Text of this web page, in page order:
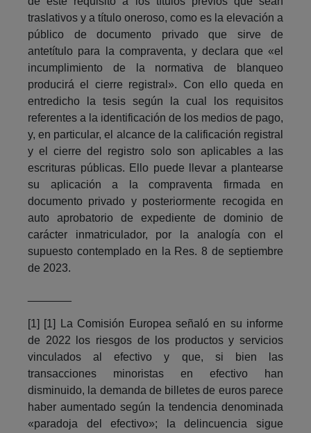
traslativos y a título oneroso, como es la elevación a
público de documento privado que sirve de
antetítulo para la compraventa, y declara que «el
incumplimiento de la normativa de blanqueo
producirá el cierre registral». Con ello queda en
entredicho la tesis según la cual los requisitos
referentes a la identificación de los medios de pago,
y, en particular, el alcance de la calificación registral
y el cierre del registro solo son aplicables a las
escrituras públicas. Ello puede llevar a plantearse
su aplicación a la compraventa firmada en
documento privado y posteriormente recogida en
auto aprobatorio de expediente de dominio de
carácter inmatriculador, por la analogía con el
supuesto contemplado en la Res. 8 de septiembre
de 2023.
[1] [1] La Comisión Europea señaló en su informe
de 2022 los riesgos de los productos y servicios
vinculados al efectivo y que, si bien las
transacciones minoristas en efectivo han
disminuido, la demanda de billetes de euros parece
haber aumentado según la tendencia denominada
«paradoja del efectivo»; la delincuencia sigue